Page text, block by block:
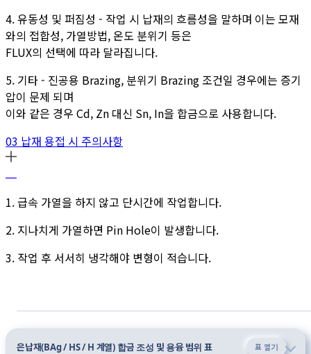
4. 유동성 및 퍼짐성 - 작업 시 납재의 흐름성을 말하며 이는 모재
와의 접합성, 가열방법, 온도 분위기 등은
FLUX의 선택에 따라 달라집니다.
5. 기타 - 진공용 Brazing, 분위기 Brazing 조건일 경우에는 증기
압이 문제 되며
이와 같은 경우 Cd, Zn 대신 Sn, In을 합금으로 사용합니다.
03 납재 용접 시 주의사항
1. 급속 가열을 하지 않고 단시간에 작업합니다.
2. 지나치게 가열하면 Pin Hole이 발생합니다.
3. 작업 후 서서히 냉각해야 변형이 적습니다.
은납재(BAg / HS / H 계열) 합금 조성 및 용융 범위 표 표 열기